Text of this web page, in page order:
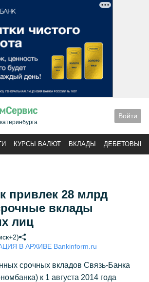
Войти
КУРСЫ ВАЛЮТ ВКЛАДЫ ДЕБЕТОВЫЕ
привлек 28 млрд
вклады
лиц
В АРХИВЕ Bankinform.ru
срочных вкладов Связь-Банка
к 1 августа 2014 года